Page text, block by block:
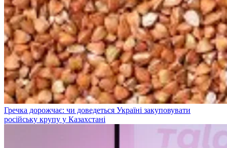
Гречка дорожчає: чи доведеться Україні закуповувати
російську крупу у Казахстані